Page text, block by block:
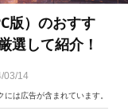
版）のおすす
選して紹介！
03/14
には広告が含まれています。